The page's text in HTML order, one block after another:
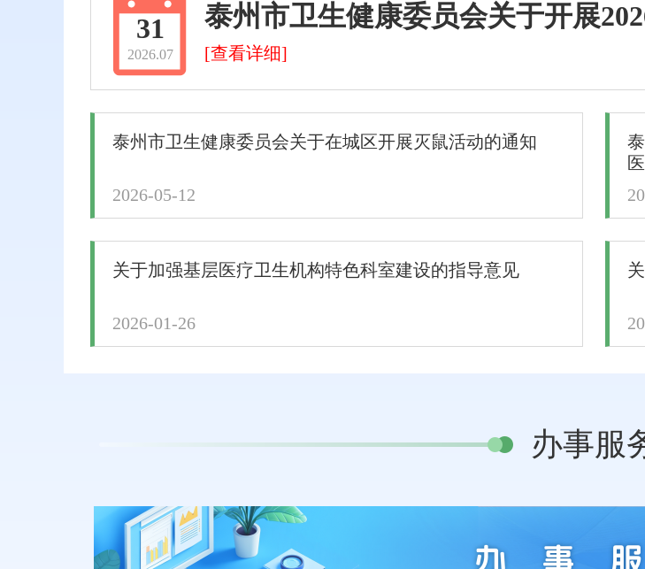
31
2026.07
泰州市卫生健康委员会关于开展
[查看详细]
泰州市卫生健康委员会关于在城区开展灭鼠活动的通知
2026-05-12
关于加强基层医疗卫生机构特色科室建设的指导意见
2026-01-26
办事服